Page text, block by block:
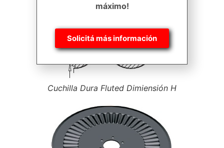
Cuchilla Dura Fluted Dimiensión H
máximo!
Solicitá más información